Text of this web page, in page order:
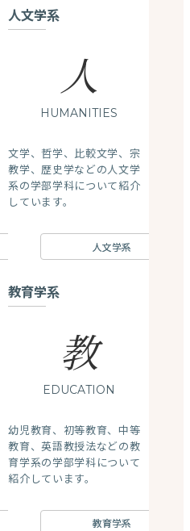
人文学系
人
HUMANITIES
文学、哲学、比較文学、宗
教学、歴史学などの人文学
系の学部学科について紹介
しています。
人文学系
教育学系
教
EDUCATION
幼児教育、初等教育、中等
教育、英語教授法などの教
育学系の学部学科について
紹介しています。
教育学系